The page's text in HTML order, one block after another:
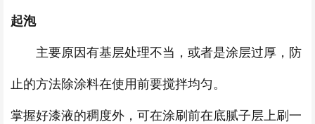
起泡
主要原因有基层处理不当，或者是涂层过厚，防
止的方法除涂料在使用前要搅拌均匀。
掌握好漆液的稠度外，可在涂刷前在底腻子层上刷一